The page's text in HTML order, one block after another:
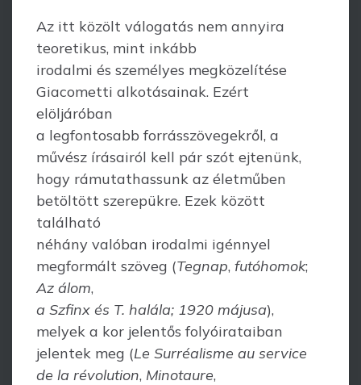
Az itt közölt válogatás nem annyira
teoretikus, mint inkább
irodalmi és személyes megközelítése
Giacometti alkotásainak. Ezért
elöljáróban
a legfontosabb forrásszövegekről, a
művész írásairól kell pár szót ejtenünk,
hogy rámutathassunk az életműben
betöltött szerepükre. Ezek között
található
néhány valóban irodalmi igénnyel
megformált szöveg (Tegnap, futóhomok;
Az álom,
a Szfinx és T. halála; 1920 májusa),
melyek a kor jelentős folyóirataiban
jelentek meg (Le Surréalisme au service
de la révolution, Minotaure,